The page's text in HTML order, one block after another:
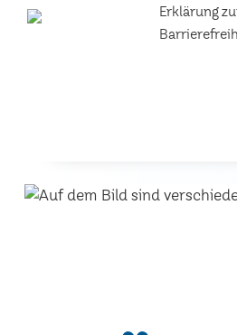
Erklärung